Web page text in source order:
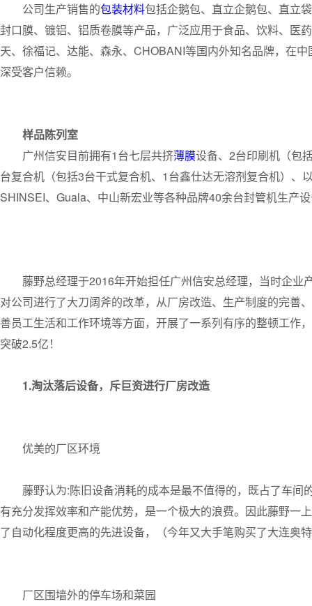
公司生产销售的包装材料包括企鹅包、直立企鹅包、直立
封口膜、镀铝、铝质卷膜等产品，广泛应用于食品、饮料、医
天、徐福记、达能、森永、CHOBANI等国内外知名品牌，在
深受客户信赖。
样品陈列室
广州信安目前拥有1台七层共挤薄膜设备、2台印刷机（包
台复合机（包括3台干式复合机、1台鑫仕达无溶剂复合机）、
SHINSEI、Guala、中山新宏业等各种品牌40余台封管机生产
藤野总经理于2016年开始担任广州信安总经理，当时企
对公司进行了大刀阔斧的改革，从厂房改造、生产制度的完善
善员工生活和工作环境等方面，开展了一系列有序的整顿工作
突破2.5亿！
1.淘汰落后设备，斥巨资进行厂房改造
优美的厂区环境
藤野认为:陈旧设备消耗的成本是最不值得的，既占了车
有充分发挥效率和产能优势，是一个极大的浪费。因此藤野一
了自动化程度更高的先进设备，（今年又大手笔购买了大连奥
厂区围墙外的停车场和菜园